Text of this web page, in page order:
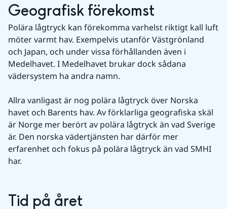
Geografisk förekomst
Polära lågtryck kan förekomma varhelst riktigt kall luft
möter varmt hav. Exempelvis utanför Västgrönland
och Japan, och under vissa förhållanden även i
Medelhavet. I Medelhavet brukar dock sådana
vädersystem ha andra namn.
Allra vanligast är nog polära lågtryck över Norska
havet och Barents hav. Av förklarliga geografiska skäl
är Norge mer berört av polära lågtryck än vad Sverige
är. Den norska vädertjänsten har därför mer
erfarenhet och fokus på polära lågtryck än vad SMHI
har.
Tid på året